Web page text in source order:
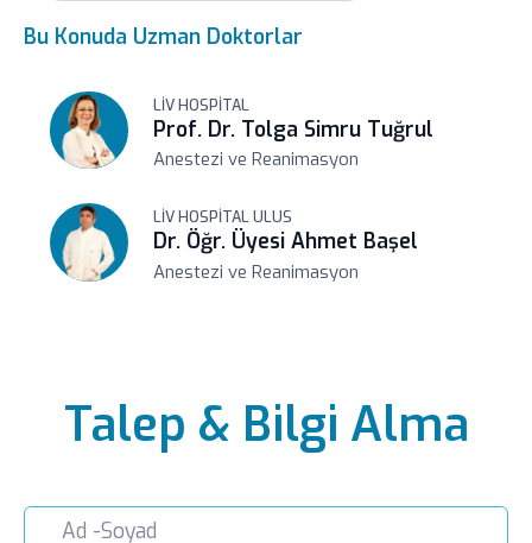
uzman bir hekim tarafından
prosedürlerden bir tanesidir. Liv
Hospital’da hastanın entübe edilmesi
kararı deneyimli bir ekip tarafından
alınmakta ve entübasyon süreci başarı ile
yönetilmektedir. Konu hakkında daha
detaylı bilgi almak ve düzenli
Bu Konuda Uzman Doktorlar
LIV HOSPITAL
Prof. Dr. Tolga Simru Tuğrul
Anestezi ve Reanimasyon
LIV HOSPITAL ULUS
Dr. Öğr. Üyesi Ahmet Başel
Anestezi ve Reanimasyon
Talep & Bilgi Alma